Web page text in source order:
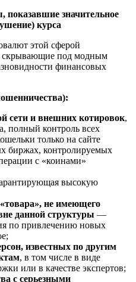
значительное
курса
этой сферой
скрывающие под модным
финансовых
сети и внешних котировок,
полный контроль всех
только на сайте
биржах, контролируемых
с «коинами»
высокую
не имеющего
данной структуры —
по привлечению новых
известных по другим
, в том числе в виде
или в качестве экспертов;
с серьезными